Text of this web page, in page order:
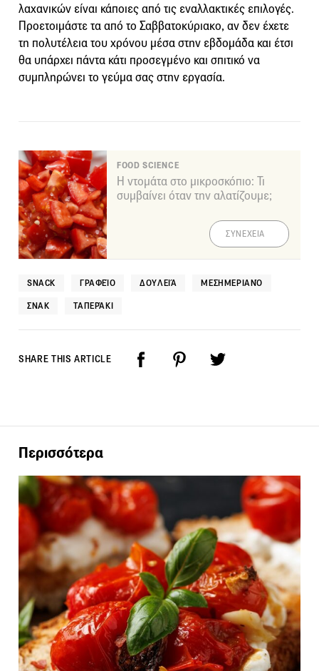
λαχανικών είναι κάποιες από τις εναλλακτικές επιλογές.
Προετοιμάστε τα από το Σαββατοκύριακο, αν δεν έχετε
τη πολυτέλεια του χρόνου μέσα στην εβδομάδα και έτσι
θα υπάρχει πάντα κάτι προσεγμένο και σπιτικό να
συμπληρώνει το γεύμα σας στην εργασία.
FOOD SCIENCE
Η ντομάτα στο μικροσκόπιο: Τι
συμβαίνει όταν την αλατίζουμε;
ΣΥΝΕΧΕΙΑ
SNACK ΓΡΑΦΕΊΟ ΔΟΥΛΕΙΆ ΜΕΣΗΜΕΡΙΑΝΌ
ΣΝΑΚ ΤΑΠΕΡΆΚΙ
SHARE THIS ARTICLE
Περισσότερα